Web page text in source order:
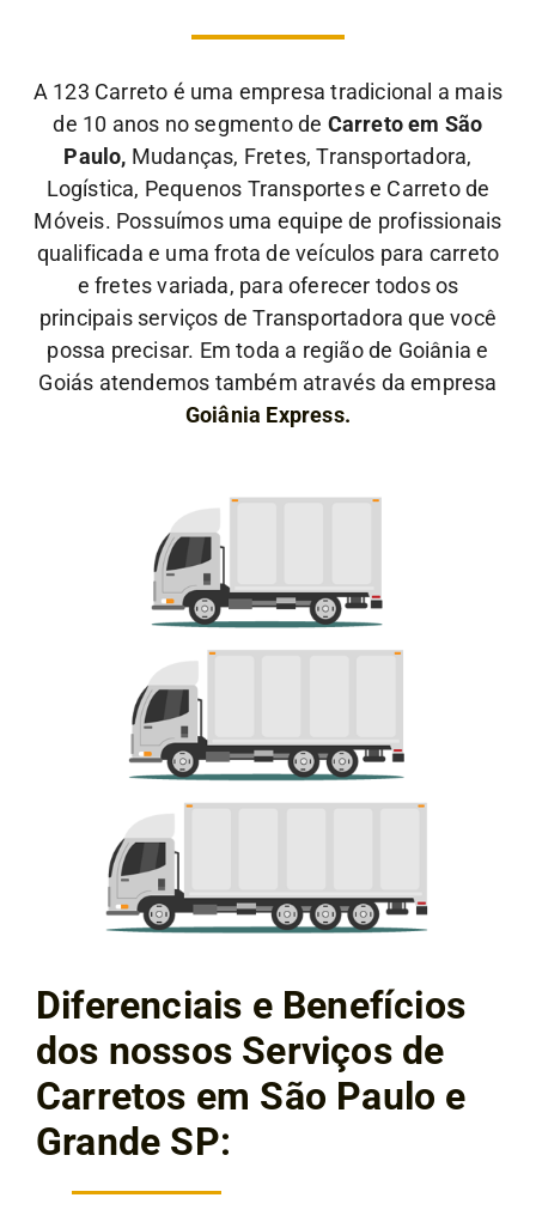
A 123 Carreto é uma empresa tradicional a mais
de 10 anos no segmento de Carreto em São
Paulo, Mudanças, Fretes, Transportadora,
Logística, Pequenos Transportes e Carreto de
Móveis. Possuímos uma equipe de profissionais
qualificada e uma frota de veículos para carreto
e fretes variada, para oferecer todos os
principais serviços de Transportadora que você
possa precisar. Em toda a região de Goiânia e
Goiás atendemos também através da empresa
Goiânia Express.
Diferenciais e Benefícios
dos nossos Serviços de
Carretos em São Paulo e
Grande SP: